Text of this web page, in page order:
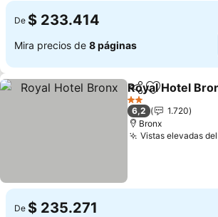
De $ 233.414
Mira precios de 8 páginas
CompartirAgregar a
Royal Hotel
2 Estrellas
6,2
1.720
Bronx
Vistas elevadas
De $ 235.271